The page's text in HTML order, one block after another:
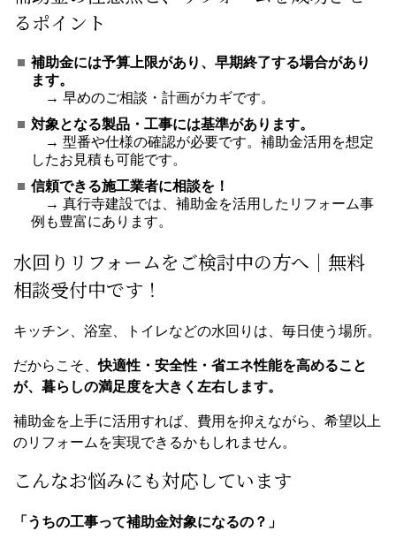
るポイント
補助金には予算上限があり、早期終了する場合があり
ます。
→ 早めのご相談・計画がカギです。
対象となる製品・工事には基準があります。
→ 型番や仕様の確認が必要です。補助金活用を想定
したお見積も可能です。
信頼できる施工業者に相談を！
→ 真行寺建設では、補助金を活用したリフォーム事
例も豊富にあります。
水回りリフォームをご検討中の方へ｜無料
相談受付中です！
キッチン、浴室、トイレなどの水回りは、毎日使う場所。
だからこそ、快適性・安全性・省エネ性能を高めること
が、暮らしの満足度を大きく左右します。
補助金を上手に活用すれば、費用を抑えながら、希望以上
のリフォームを実現できるかもしれません。
こんなお悩みにも対応しています
「うちの工事って補助金対象になるの？」